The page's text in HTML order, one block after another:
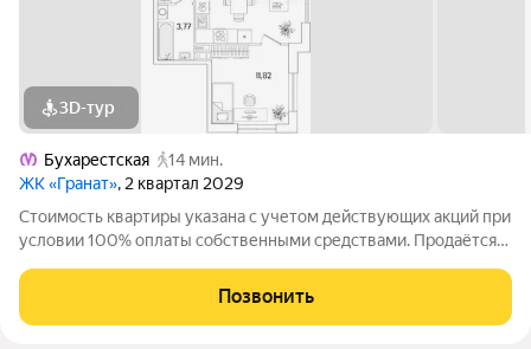
3D-тур
Бухарестская
14 мин.
ЖК «Гранат», 2 квартал 2029
Стоимость квартиры указана с учетом действующих акций при
условии 100% оплаты собственными средствами. Продаётся
(Росстройинвест). Квартира находится в 13 этажном доме, в
Гранат - Корпус К4 на
Позвонить